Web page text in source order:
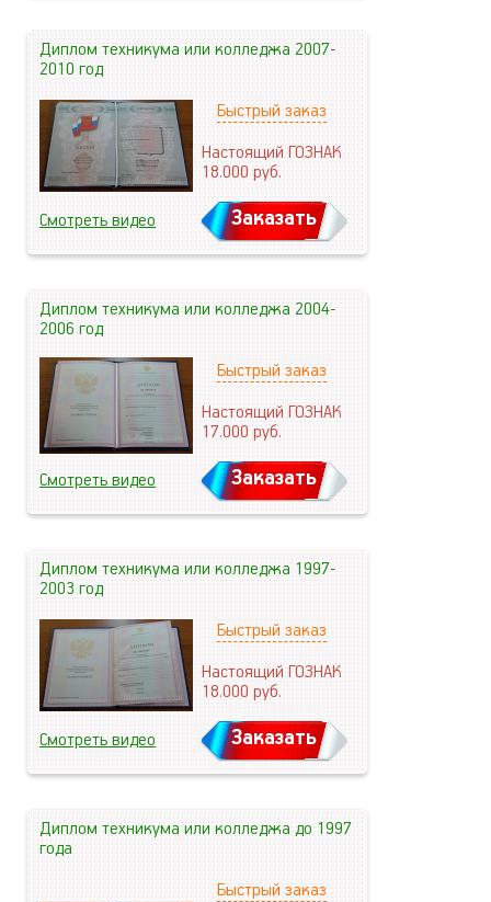
Диплом техникума или колледжа 2007-
2010 год
Быстрый заказ
Настоящий ГОЗНАК
18.000руб.
Смотреть видео Заказать
Диплом техникума или колледжа 2004-
2006 год
Быстрый заказ
Настоящий ГОЗНАК
17.000руб.
Смотреть видео Заказать
Диплом техникума или колледжа 1997-
2003 год
Быстрый заказ
Настоящий ГОЗНАК
18.000руб.
Смотреть видео Заказать
Диплом техникума или колледжа до 1997
года
Быстрый заказ